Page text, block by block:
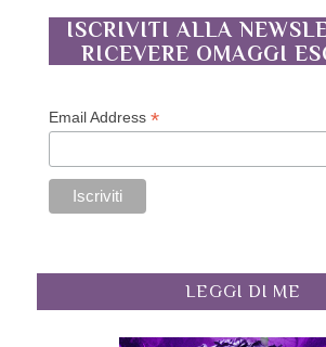
ISCRIVITI ALLA
RICEVERE OMAGGI
Email Address*
LEGGI DI ME